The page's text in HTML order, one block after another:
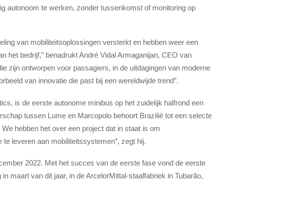
autonoom te werken, zonder tussenkomst of monitoring op
van mobiliteitsoplossingen versterkt en hebben weer een
het bedrijf,” benadrukt André Vidal Armaganijan, CEO van
zijn ontworpen voor passagiers, in de uitdagingen van moderne
van innovatie die past bij een wereldwijde trend”.
is de eerste autonome minibus op het zuidelijk halfrond een
tussen Lume en Marcopolo behoort Brazilië tot een selecte
hebben het over een project dat in staat is om
leveren aan mobiliteitssystemen”, zegt hij.
2022. Met het succes van de eerste fase vond de eerste
maart van dit jaar, in de ArcelorMittal-staalfabriek in Tubarão,